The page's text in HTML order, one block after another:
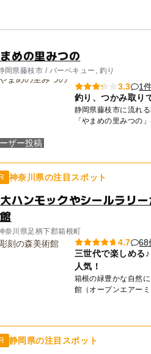
めの里みつの
岡県藤枝市 / バーベキュー, 釣り
ザー投稿
3.3
1
釣り、つかみ取り
静岡県藤枝市に流れ
「やまめの里みつの
神奈川県の注目スポット
ハンモックやシールラリ
奈川県足柄下郡箱根町
4.7
68
三世代で楽しめる
人気！
箱根の緑豊かな自然
館（オープンエアーミュージア
静岡県の注目スポット